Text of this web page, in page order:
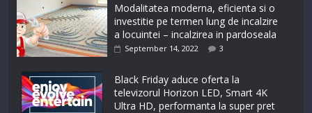
Modalitatea moderna, eficienta si o
investitie pe termen lung de incalzire
a locuintei – incalzirea in pardoseala
September 14, 2022 3
Black Friday aduce oferta la
televizorul Horizon LED, Smart 4K
Ultra HD, performanta la super pret